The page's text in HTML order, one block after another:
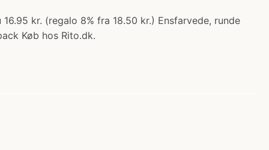
kr. (regalo 8% fra 18.50 kr.) Ensfarvede, runde
Køb hos Rito.dk.